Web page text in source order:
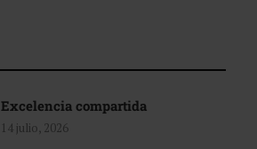
Excelencia compartida
14 julio, 2026